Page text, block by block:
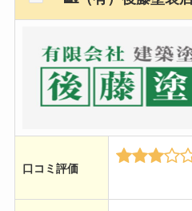
口コミ評価